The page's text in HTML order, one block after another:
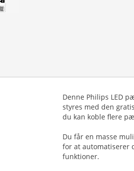
Denne Philips LED
styres med den
du kan koble flere
Du får en masse
for at automatiserer
funktioner.